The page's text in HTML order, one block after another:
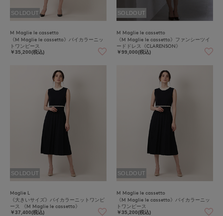
SOLDOUT
M Maglie le cassetto
《M Maglie le cassetto》バイカラーニッ
トワンピース
￥35,200(税込)
SOLDOUT
M Maglie le cassetto
《M Maglie le cassetto》ファンシーツイ
ードドレス《CLARENSON》
￥99,000(税込)
SOLDOUT
Maglie L
《大きいサイズ》バイカラーニットワンピ
ース 《M Maglie le cassetto》
￥37,400(税込)
SOLDOUT
M Maglie le cassetto
《M Maglie le cassetto》バイカラーニッ
トワンピース
￥35,200(税込)